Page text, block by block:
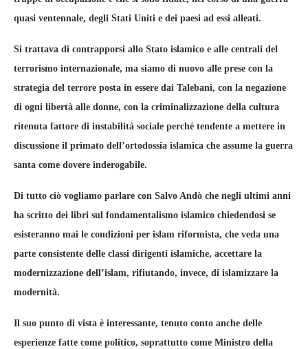
quasi ventennale, degli Stati Uniti e dei paesi ad essi alleati.
Si trattava di contrapporsi allo Stato islamico e alle centrali del
terrorismo internazionale, ma siamo di nuovo alle prese con la
strategia del terrore posta in essere dai Talebani, con la negazione
di ogni libertà alle donne, con la criminalizzazione della cultura
ritenuta fattore di instabilità sociale perché tendente a mettere in
discussione il primato dell’ortodossia islamica che assume la guerra
santa come dovere inderogabile.
Di tutto ciò vogliamo parlare con Salvo Andò che negli ultimi anni
ha scritto dei libri sul fondamentalismo islamico chiedendosi se
esisteranno mai le condizioni per islam riformista, che veda una
parte consistente delle classi dirigenti islamiche, accettare la
modernizzazione dell’islam, rifiutando, invece, di islamizzare la
modernità.
Il suo punto di vista è interessante, tenuto conto anche delle
esperienze fatte come politico, soprattutto come Ministro della